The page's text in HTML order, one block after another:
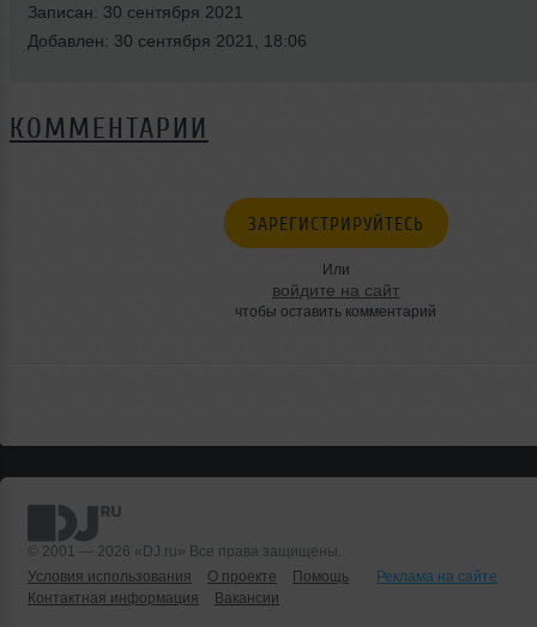
Записан: 30 сентября 2021
Добавлен: 30 сентября 2021, 18:06
КОММЕНТАРИИ
ЗАРЕГИСТРИРУЙТЕСЬ
Или
войдите на сайт
чтобы оставить комментарий
© 2001 — 2026 «DJ.ru» Все права защищены.
Условия использования
О проекте Помощь
Реклама на сайте
Контактная информация
Вакансии